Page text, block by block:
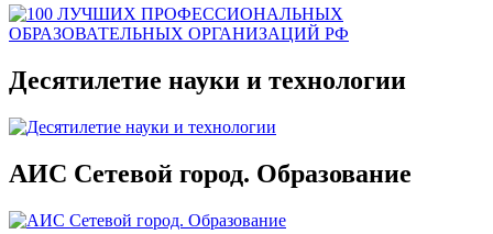
Десятилетие науки и технологии
АИС Сетевой город. Образование